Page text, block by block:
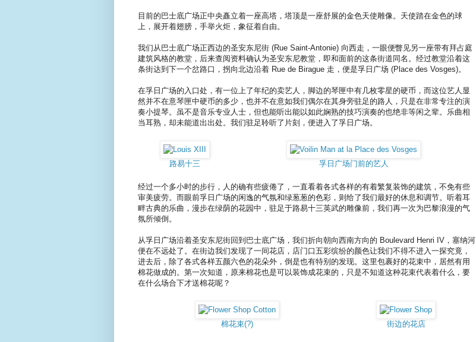
目前的巴士底广场正中央矗立着一座高塔，塔顶是一座舒展的金色天使雕像。天使踏在金色的球
上，展开着翅膀，手举火炬，象征着自由。
我们从巴士底广场正西边的圣安东尼街 (Rue Saint-Antonie) 向西走，一眼便瞥见另一座带有拜占庭
建筑风格的教堂，后来查阅资料确认为圣安东尼教堂，即和面前的这条街道同名。经过教堂沿着这
条街达到下一个岔路口，拐向北边沿着 Rue de Birague 走，便是孚日广场 (Place des Vosges)。
在孚日广场的入口处，有一位上了年纪的卖艺人，脚边的琴匣中有几枚零星的硬币，而这位艺人显
然并不在意琴匣中硬币的多少，也并不在意如我们偶尔在其身旁驻足的路人，只是在非常专注的演
奏小提琴。虽不是音乐专业人士，但也能听出能以如此娴熟的技巧演奏的也绝非等闲之辈。乐曲相
当耳熟，却未能道出出处。我们驻足聆听了片刻，便进入了孚日广场。
路易十三 孚日广场门前的艺人
经过一个多小时的步行，人的确有些疲倦了，一直看着各式各样的有着繁复装饰的建筑，不免有些
审美疲劳。而眼前孚日广场的闲逸的气氛和绿葱葱的色彩，则给了我们最好的休息和调节。听着耳
畔古典的乐曲，漫步在绿荫的花园中，驻足于路易十三英武的雕像前，我们再一次为巴黎浪漫的气
氛所倾倒。
从孚日广场沿着圣安东尼街回到巴士底广场，我们折向朝向西南方向的 Boulevard Henri IV，塞纳河
便在不远处了。在街边我们发现了一间花店，店门口五彩缤纷的颜色让我们不得不进入一探究竟，
进去后，除了各式各样五颜六色的花朵外，倒是也有特别的发现。这里包裹好的花束中，居然有用
棉花做成的。第一次知道，原来棉花也是可以装饰成花束的，只是不知道这种花束代表着什么，要
在什么场合下才送棉花呢？
棉花束(?) 街边的花店